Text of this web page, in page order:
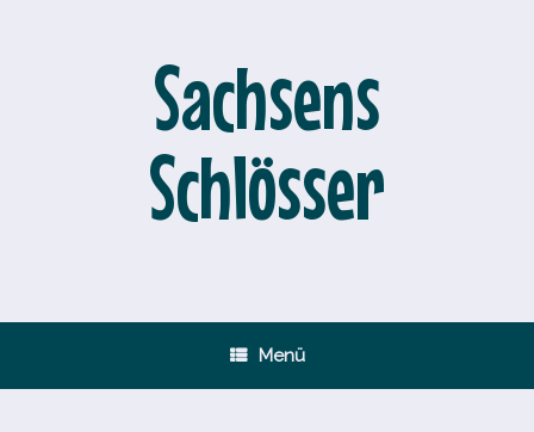
Sachsens
Schlösser
Menü